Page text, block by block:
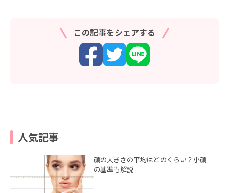
この記事をシェアする
人気記事
顔の大きさの平均はどのくらい？小顔
の基準も解説